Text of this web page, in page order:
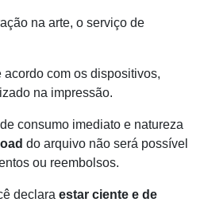
na arte, o serviço de
com os dispositivos,
na impressão.
consumo imediato e natureza
do arquivo não será possível
ou reembolsos.
declara estar ciente e de